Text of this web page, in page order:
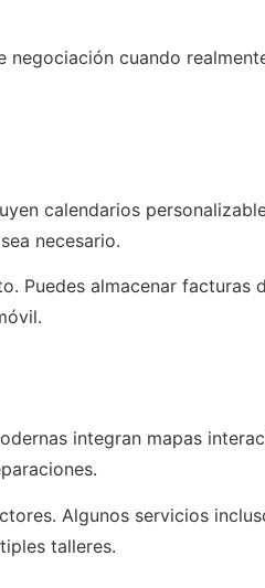
cuando
calendarios
necesario.
Puedes almacenar facturas
integran mapas
Algunos servicios
talleres.